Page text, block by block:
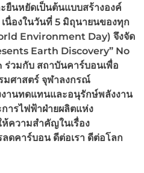
ยืนหยัดเป็นต้นแบบสร้างองค์
นื่องในวันที่ 5 มิถุนายนของทุก
Environment Day) จึงจัด
Earth Discovery” No
ร่วมกับ สถาบันคาร์บอนเพื่อ
มศาสตร์ จุฬาลงกรณ์
านทดแทนและอนุรักษ์พลังงาน
ารไฟฟ้าฝ่ายผลิตแห่ง
ห้ความสำคัญในเรื่อง
ลดคาร์บอน ดีต่อเรา ดีต่อโลก